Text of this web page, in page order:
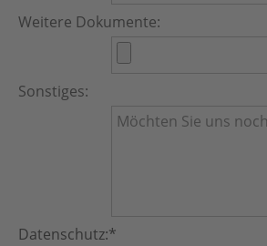
Weitere Dokumente:
Sonstiges:
Datenschutz:*